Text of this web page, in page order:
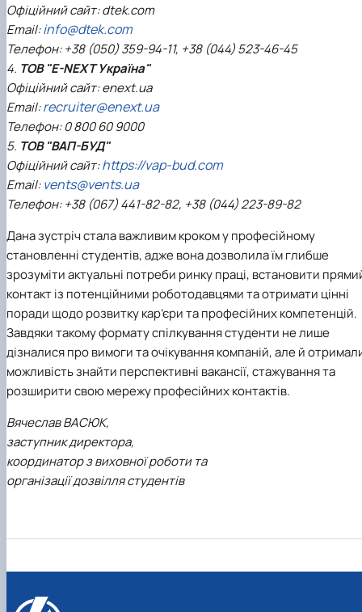
Офіційний сайт: dtek.com
Email:info@dtek.com
Телефон: +38 (050) 359-94-11, +38 (044) 523-46-45
4. ТОВ "E-NEXT Україна"
Офіційний сайт: enext.ua
Email:recruiter@enext.ua
Телефон: 0 800 60 9000
5. ТОВ "ВАП-БУД"
Офіційний сайт:https://vap-bud.com
Email:vents@vents.ua
Телефон: +38 (067) 441-82-82, +38 (044) 223-89-82
Дана зустріч стала важливим кроком у професійному
становленні студентів, адже вона дозволила їм глибше
зрозуміти актуальні потреби ринку праці, встановити
контакт із потенційними роботодавцями та отримати цінні
поради щодо розвитку кар’єри та професійних компетенцій.
Завдяки такому формату спілкування студенти не лише
дізналися про вимоги та очікування компаній, але й
можливість знайти перспективні вакансії, стажування та
розширити свою мережу професійних контактів.
Вячеслав ВАСЮК,
заступник директора,
координатор з виховної роботи та
організації дозвілля студентів